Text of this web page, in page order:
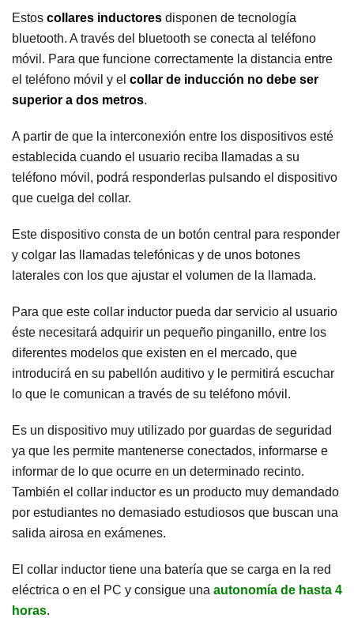
Estos collares inductores disponen de tecnología
bluetooth. A través del bluetooth se conecta al teléfono
móvil. Para que funcione correctamente la distancia entre
el teléfono móvil y el collar de inducción no debe ser
superior a dos metros.
A partir de que la interconexión entre los dispositivos esté
establecida cuando el usuario reciba llamadas a su
teléfono móvil, podrá responderlas pulsando el dispositivo
que cuelga del collar.
Este dispositivo consta de un botón central para responder
y colgar las llamadas telefónicas y de unos botones
laterales con los que ajustar el volumen de la llamada.
Para que este collar inductor pueda dar servicio al usuario
éste necesitará adquirir un pequeño pinganillo, entre los
diferentes modelos que existen en el mercado, que
introducirá en su pabellón auditivo y le permitirá escuchar
lo que le comunican a través de su teléfono móvil.
Es un dispositivo muy utilizado por guardas de seguridad
ya que les permite mantenerse conectados, informarse e
informar de lo que ocurre en un determinado recinto.
También el collar inductor es un producto muy demandado
por estudiantes no demasiado estudiosos que buscan una
salida airosa en exámenes.
El collar inductor tiene una batería que se carga en la red
eléctrica o en el PC y consigue una autonomía de hasta 4
horas.